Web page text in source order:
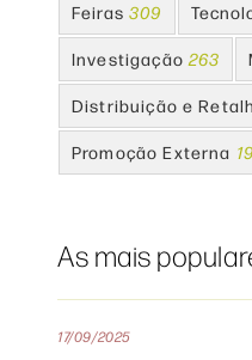
Feiras 309
Investigação 263
Distribuição e
Promoção Externa
As mais
17/09/2025